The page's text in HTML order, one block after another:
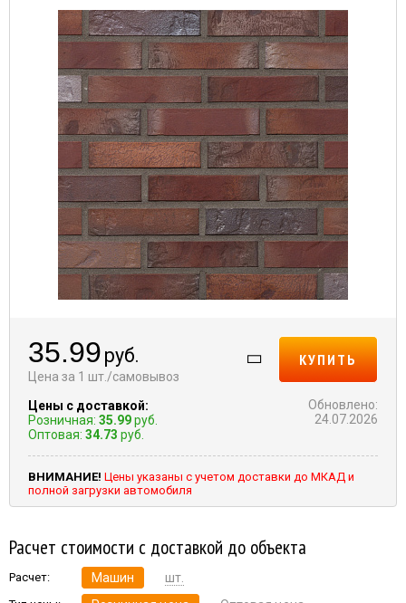
35.99 руб.
Цена за 1 шт./самовывоз
Цены с доставкой:
Розничная: 35.99руб.
Оптовая: 34.73 руб.
КУПИТЬ
Обновлено:
24.07.2026
ВНИМАНИЕ! Цены указаны с учетом доставки до МКАД и
полной загрузки автомобиля
Расчет стоимости с доставкой до объекта
Расчет: Машин шт.